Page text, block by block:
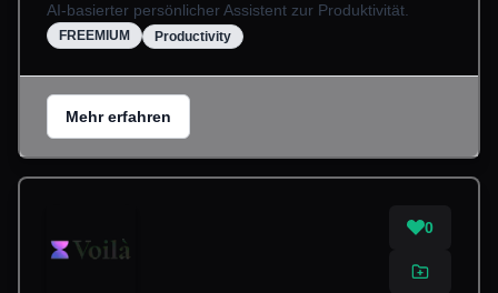
AI-basierter persönlicher Assistent zur Produktivität.
FREEMIUM Productivity
Mehr erfahren
0